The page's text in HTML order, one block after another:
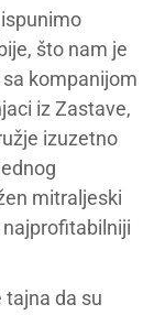
što nam je
kompanijom
iz Zastave,
izuzetno
mitraljeski
tajna da su